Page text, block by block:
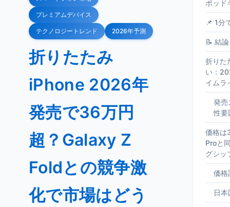
プレミアムデバイス
テクノロジートレンド 2026年予測
折りたたみ
iPhone 2026年
発売で36万円
超？Galaxy Z
Foldとの競争激
化で市場はどう
ポッド
📌 1分
📝 結論
折りた
い：
イムラ
発売
性要
価格は
Proと
グシッ
価格
日